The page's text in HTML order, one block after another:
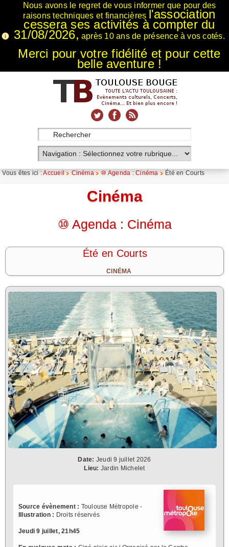
Nous avons le regret de vous informer que pour des
raisons techniques et financières l'association
cessera ses activités à compter du
31/08/2026, après 10 ans de présence à vos cotés.
Merci pour votre fidélité et pour cette
belle aventure !
Vous êtes ici :Accueil Cinéma ⑩ Agenda : Cinéma Été en Courts
Cinéma
⑩ Agenda : Cinéma
Été en Courts
CINÉMA
Date: Jeudi 9 juillet 2026
Lieu: Jardin Michelet
Source évènement : Toulouse Métropole -
Illustration : Droits réservés
Jeudi 9 juillet, 21h45